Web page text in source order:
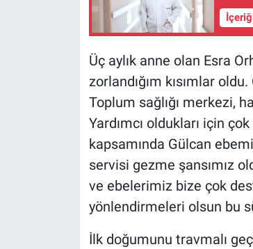
Üç aylık anne olan Esra
zorlandığım kısımlar
Toplum sağlığı merkezi,
Yardımcı oldukları için
kapsamında Gülcan
servisi gezme şansımız
ve ebelerimiz bize çok
yönlendirmeleri olsun bu
İlk doğumunu travmalı